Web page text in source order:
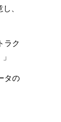
、
ラク
タの